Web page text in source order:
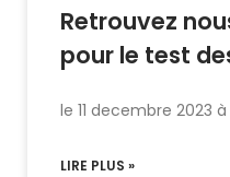
Retrouvez
pour le test
le 11 decembre 2023
LIRE PLUS »